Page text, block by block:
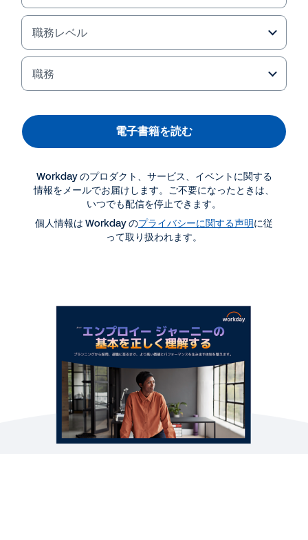
資料ダウンロード・関連情報
エンプロイー ジャーニーの基本を正しく理解する
従業員 1,000 人以上の企業向けクラウド HCM スイー
ト製品に関する Gartner® 社のマジック クアドラン
ト (2025 年)
Workday コンテンツ集
職務レベル
職務
電子書籍を読む
Workday のプロダクト、サービス、イベントに関する
情報をメールでお届けします。ご不要になったときは、
いつでも配信を停止できます。
個人情報は Workday のプライバシーに関する声明に従
って取り扱われます。